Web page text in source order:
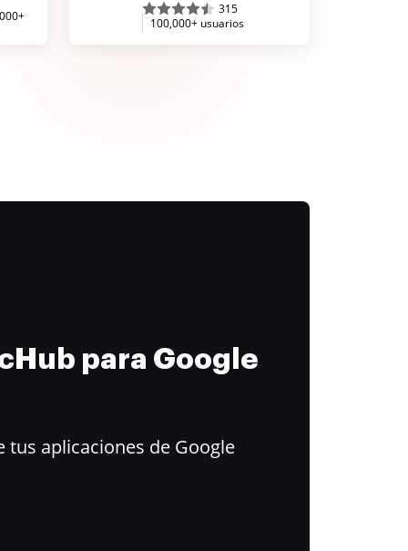
315
100,000+ usuarios
para Google
aplicaciones de Google